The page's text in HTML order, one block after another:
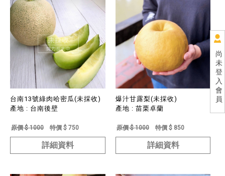
尚
未
登
入
會
員
台南13號綠肉哈密瓜(未採收)
產地 : 台南後壁
原價 $ 1000 特價 $ 750
詳細資料
爆汁甘露梨(未採收)
產地 : 苗栗卓蘭
原價 $ 1000 特價 $ 850
詳細資料